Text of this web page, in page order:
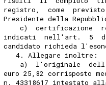
registro,  come
Presidente della
c)  certificazione
indicati  nell'art.  5
candidato richieda
   4. Allegare inoltre:
a)  l'originale
euro 25,82 corrisposto
n. 43318617 intestato